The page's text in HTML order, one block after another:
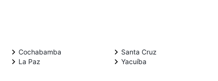
Cochabamba
La Paz
Santa Cruz
Yacuíba